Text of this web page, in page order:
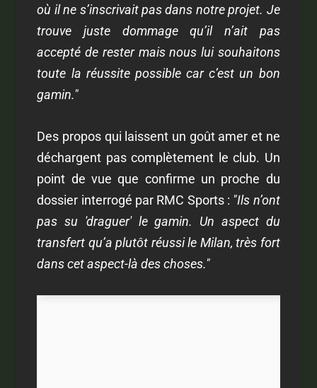
où il ne s’inscrivait pas dans notre projet. Je
trouve juste dommage qu’il n’ait pas
accepté de rester mais nous lui souhaitons
toute la réussite possible car c’est un bon
gamin."
Des propos qui laissent un goût amer et ne
déchargent pas complètement le club. Un
point de vue que confirme un proche du
dossier interrogé par RMC Sports : "Ils n’ont
pas su 'draguer' le gamin. Un aspect du
transfert qu’a plutôt réussi le Milan, très fort
dans cet aspect-là des choses."